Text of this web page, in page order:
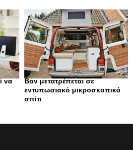
να
Βαν μετατρέπεται σε
εντυπωσιακό μικροσκοπικό
σπίτι